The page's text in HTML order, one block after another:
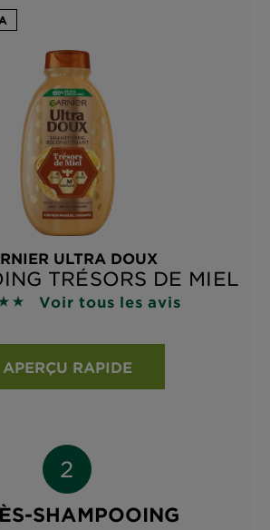
ULTRA DOUX
TRÉSORS DE MIEL
sur 5 étoiles basé sur les avis
Voir tous les avis
APERÇU RAPIDE
SHAMPOOING